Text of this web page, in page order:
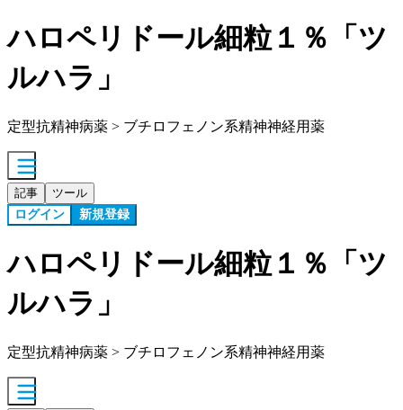
ハロペリドール細粒１％「ツ
ルハラ」
定型抗精神病薬 > ブチロフェノン系精神神経用薬
記事 ツール
ログイン 新規登録
ハロペリドール細粒１％「ツ
ルハラ」
定型抗精神病薬 > ブチロフェノン系精神神経用薬